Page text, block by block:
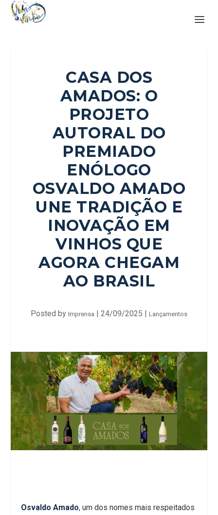
CASA DOS
AMADOS: O
PROJETO
AUTORAL DO
PREMIADO
ENÓLOGO
OSVALDO AMADO
UNE TRADIÇÃO E
INOVAÇÃO EM
VINHOS QUE
AGORA CHEGAM
AO BRASIL
Posted by Imprensa | 24/09/2025 | Lançamentos
Osvaldo Amado, um dos nomes mais respeitados